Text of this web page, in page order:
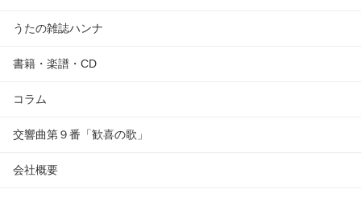
うたの雑誌ハンナ
書籍・楽譜・CD
コラム
交響曲第９番「歓喜の歌」
会社概要